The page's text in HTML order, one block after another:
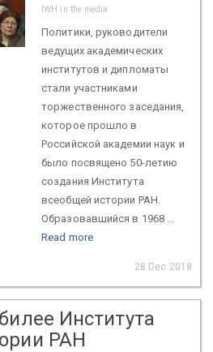
IWH in the media
Политики, руководители
ведущих академических
институтов и дипломаты
стали участниками
торжественного заседания,
которое прошло в
Российской академии наук и
было посвящено 50-летию
создания Института
всеобщей истории РАН.
Образовавшийся в 1968 ...
Read more
28 Dec 2018
Института
РАН